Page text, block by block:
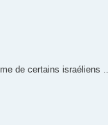
de certains israéliens ...